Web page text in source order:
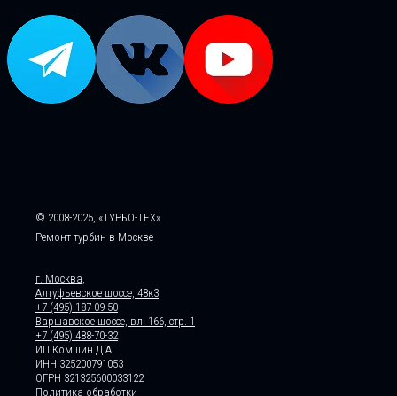
© 2008-2025, «ТУРБО-ТЕХ»
Ремонт турбин в Москве
г. Москва,
Алтуфьевское шоссе, 48к3
+7 (495) 187-09-50
Варшавское шоссе, вл. 166, стр. 1
+7 (495) 488-70-32
ИП Комшин Д.А.
ИНН 325200791053
ОГРН 321325600033122
Политика обработки